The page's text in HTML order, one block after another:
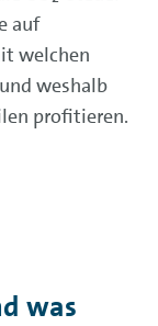
auf
welchen
weshalb
profitieren.
was